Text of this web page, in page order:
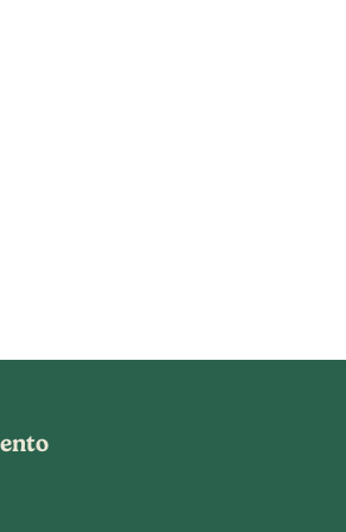
i metodi di pagamento disponibili